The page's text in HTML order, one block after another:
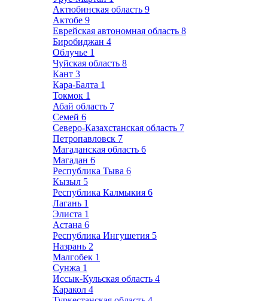
Актюбинская область 9
Актобе 9
Еврейская автономная область 8
Биробиджан 4
Облучье 1
Чуйская область 8
Кант 3
Кара-Балта 1
Токмок 1
Абай область 7
Семей 6
Северо-Казахстанская область 7
Петропавловск 7
Магаданская область 6
Магадан 6
Республика Тыва 6
Кызыл 5
Республика Калмыкия 6
Лагань 1
Элиста 1
Астана 6
Республика Ингушетия 5
Назрань 2
Малгобек 1
Сунжа 1
Иссык-Кульская область 4
Каракол 4